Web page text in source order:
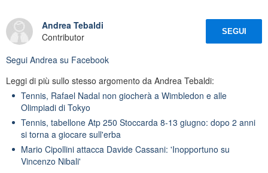
Andrea Tebaldi
Contributor
SEGUI
Segui Andrea su Facebook
Leggi di più sullo stesso argomento da Andrea Tebaldi:
Tennis, Rafael Nadal non giocherà a Wimbledon e alle
Olimpiadi di Tokyo
Tennis, tabellone Atp 250 Stoccarda 8-13 giugno: dopo 2 anni
si torna a giocare sull'erba
Mario Cipollini attacca Davide Cassani: 'Inopportuno su
Vincenzo Nibali'